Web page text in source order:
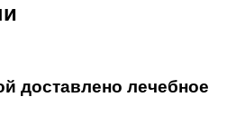
доставлено лечебное